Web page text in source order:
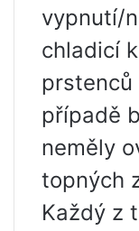
vypnutí/
chladicí
prstenců
případě
neměly
topných
Každý z